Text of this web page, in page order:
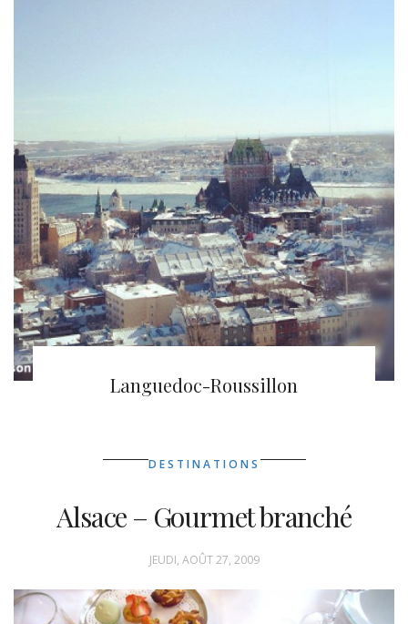
Ville de Québec
Languedoc-Roussillon
DESTINATIONS
Alsace – Gourmet branché
JEUDI, AOÛT 27, 2009